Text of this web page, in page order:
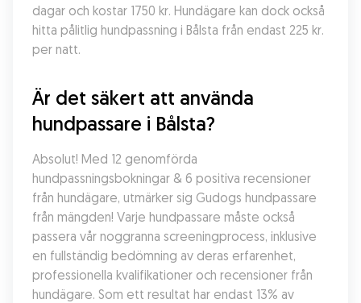
dagar och kostar 1750 kr. Hundägare kan dock också
hitta pålitlig hundpassning i Bålsta från endast 225 kr.
per natt.
Är det säkert att använda
hundpassare i Bålsta?
Absolut! Med 12 genomförda
hundpassningsbokningar & 6 positiva recensioner
från hundägare, utmärker sig Gudogs hundpassare
från mängden! Varje hundpassare måste också
passera vår noggranna screeningprocess, inklusive
en fullständig bedömning av deras erfarenhet,
professionella kvalifikationer och recensioner från
hundägare. Som ett resultat har endast 13% av